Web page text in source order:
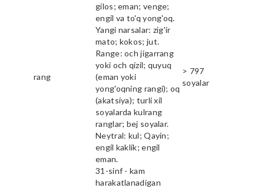
rang
gilos; eman; venge;
engil va to'q yong'oq.
Yangi narsalar: zig'ir
mato; kokos; jut.
Range: och jigarrang
yoki och qizil; quyuq
(eman yoki
yong'oqning rangi); oq
(akatsiya); turli xil
soyalarda kulrang
ranglar; bej soyalar.
Neytral: kul; Qayin;
engil kaklik; engil
eman.
> 797
soyalar
31-sinf - kam
harakatlanadigan